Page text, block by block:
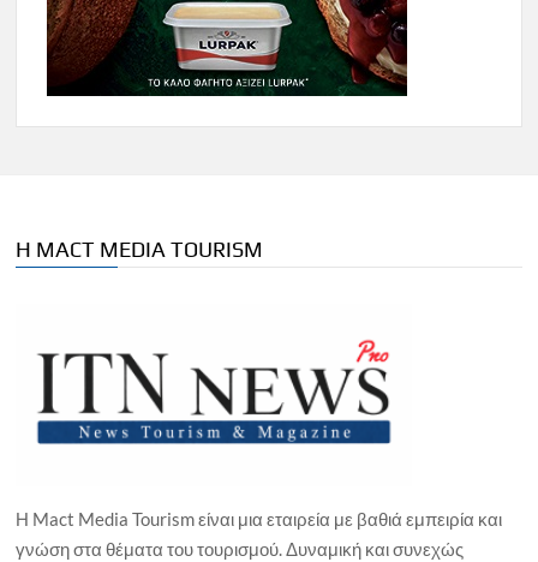
Η MACT MEDIA TOURISM
Η Mact Media Tourism είναι μια εταιρεία με βαθιά εμπειρία και
γνώση στα θέματα του τουρισμού. Δυναμική και συνεχώς